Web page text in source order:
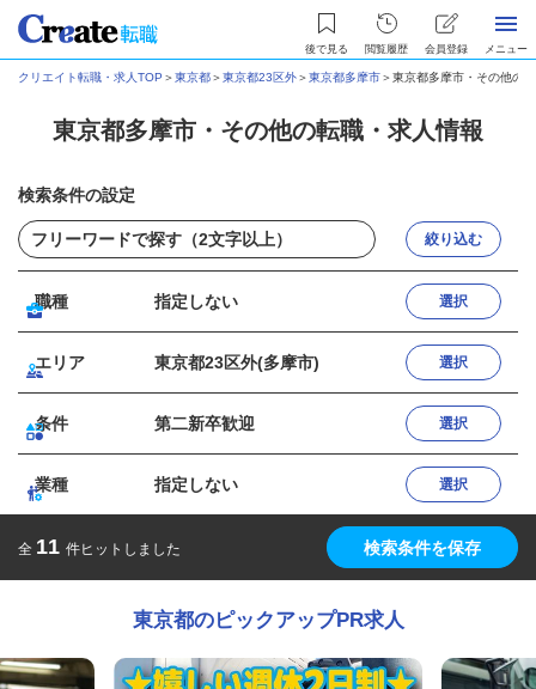
後で見る 閲覧履歴 会員登録 メニュー
クリエイト転職・求人TOP ＞東京都＞東京都23区外＞東京都多摩市＞東京都多摩市・その他の
東京都多摩市・その他の転職・求人情報
検索条件の設定
絞り込む
職種 指定しない 選択
エリア 東京都23区外(多摩市) 選択
条件 第二新卒歓迎 選択
業種 指定しない 選択
全 11 件ヒットしました 検索条件を保存
東京都のピックアップPR求人